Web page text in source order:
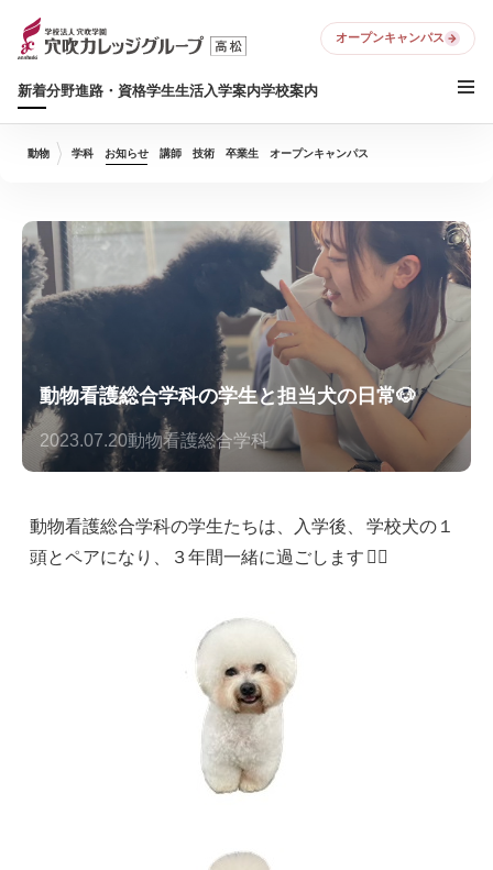
新着分野進路・資格学生生活入学案内学校案内
オープンキャンパス
動物 学科 お知らせ 講師 技術 卒業生 オープンキャンパス
動物看護総合学科の学生と担当犬の日常🐶
2023.07.20動物看護総合学科
動物看護総合学科の学生たちは、入学後、
学校犬の１
頭とペアになり、３年間一緒に過ごします 🐕‍🦺